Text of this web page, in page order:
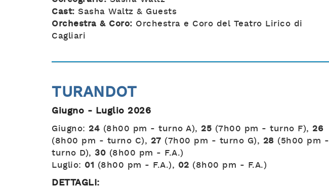
Cast: Sasha Waltz & Guests
Orchestra & Coro: Orchestra e Coro del Teatro Lirico di
Cagliari
TURANDOT
Giugno - Luglio 2026
Giugno: 24 (8h00 pm - turno A), 25 (7h00 pm - turno F), 26
(8h00 pm - turno C), 27 (7h00 pm - turno G), 28 (5h00 pm -
turno D), 30 (8h00 pm - F.A.)
Luglio: 01 (8h00 pm - F.A.), 02 (8h00 pm - F.A.)
DETTAGLI: